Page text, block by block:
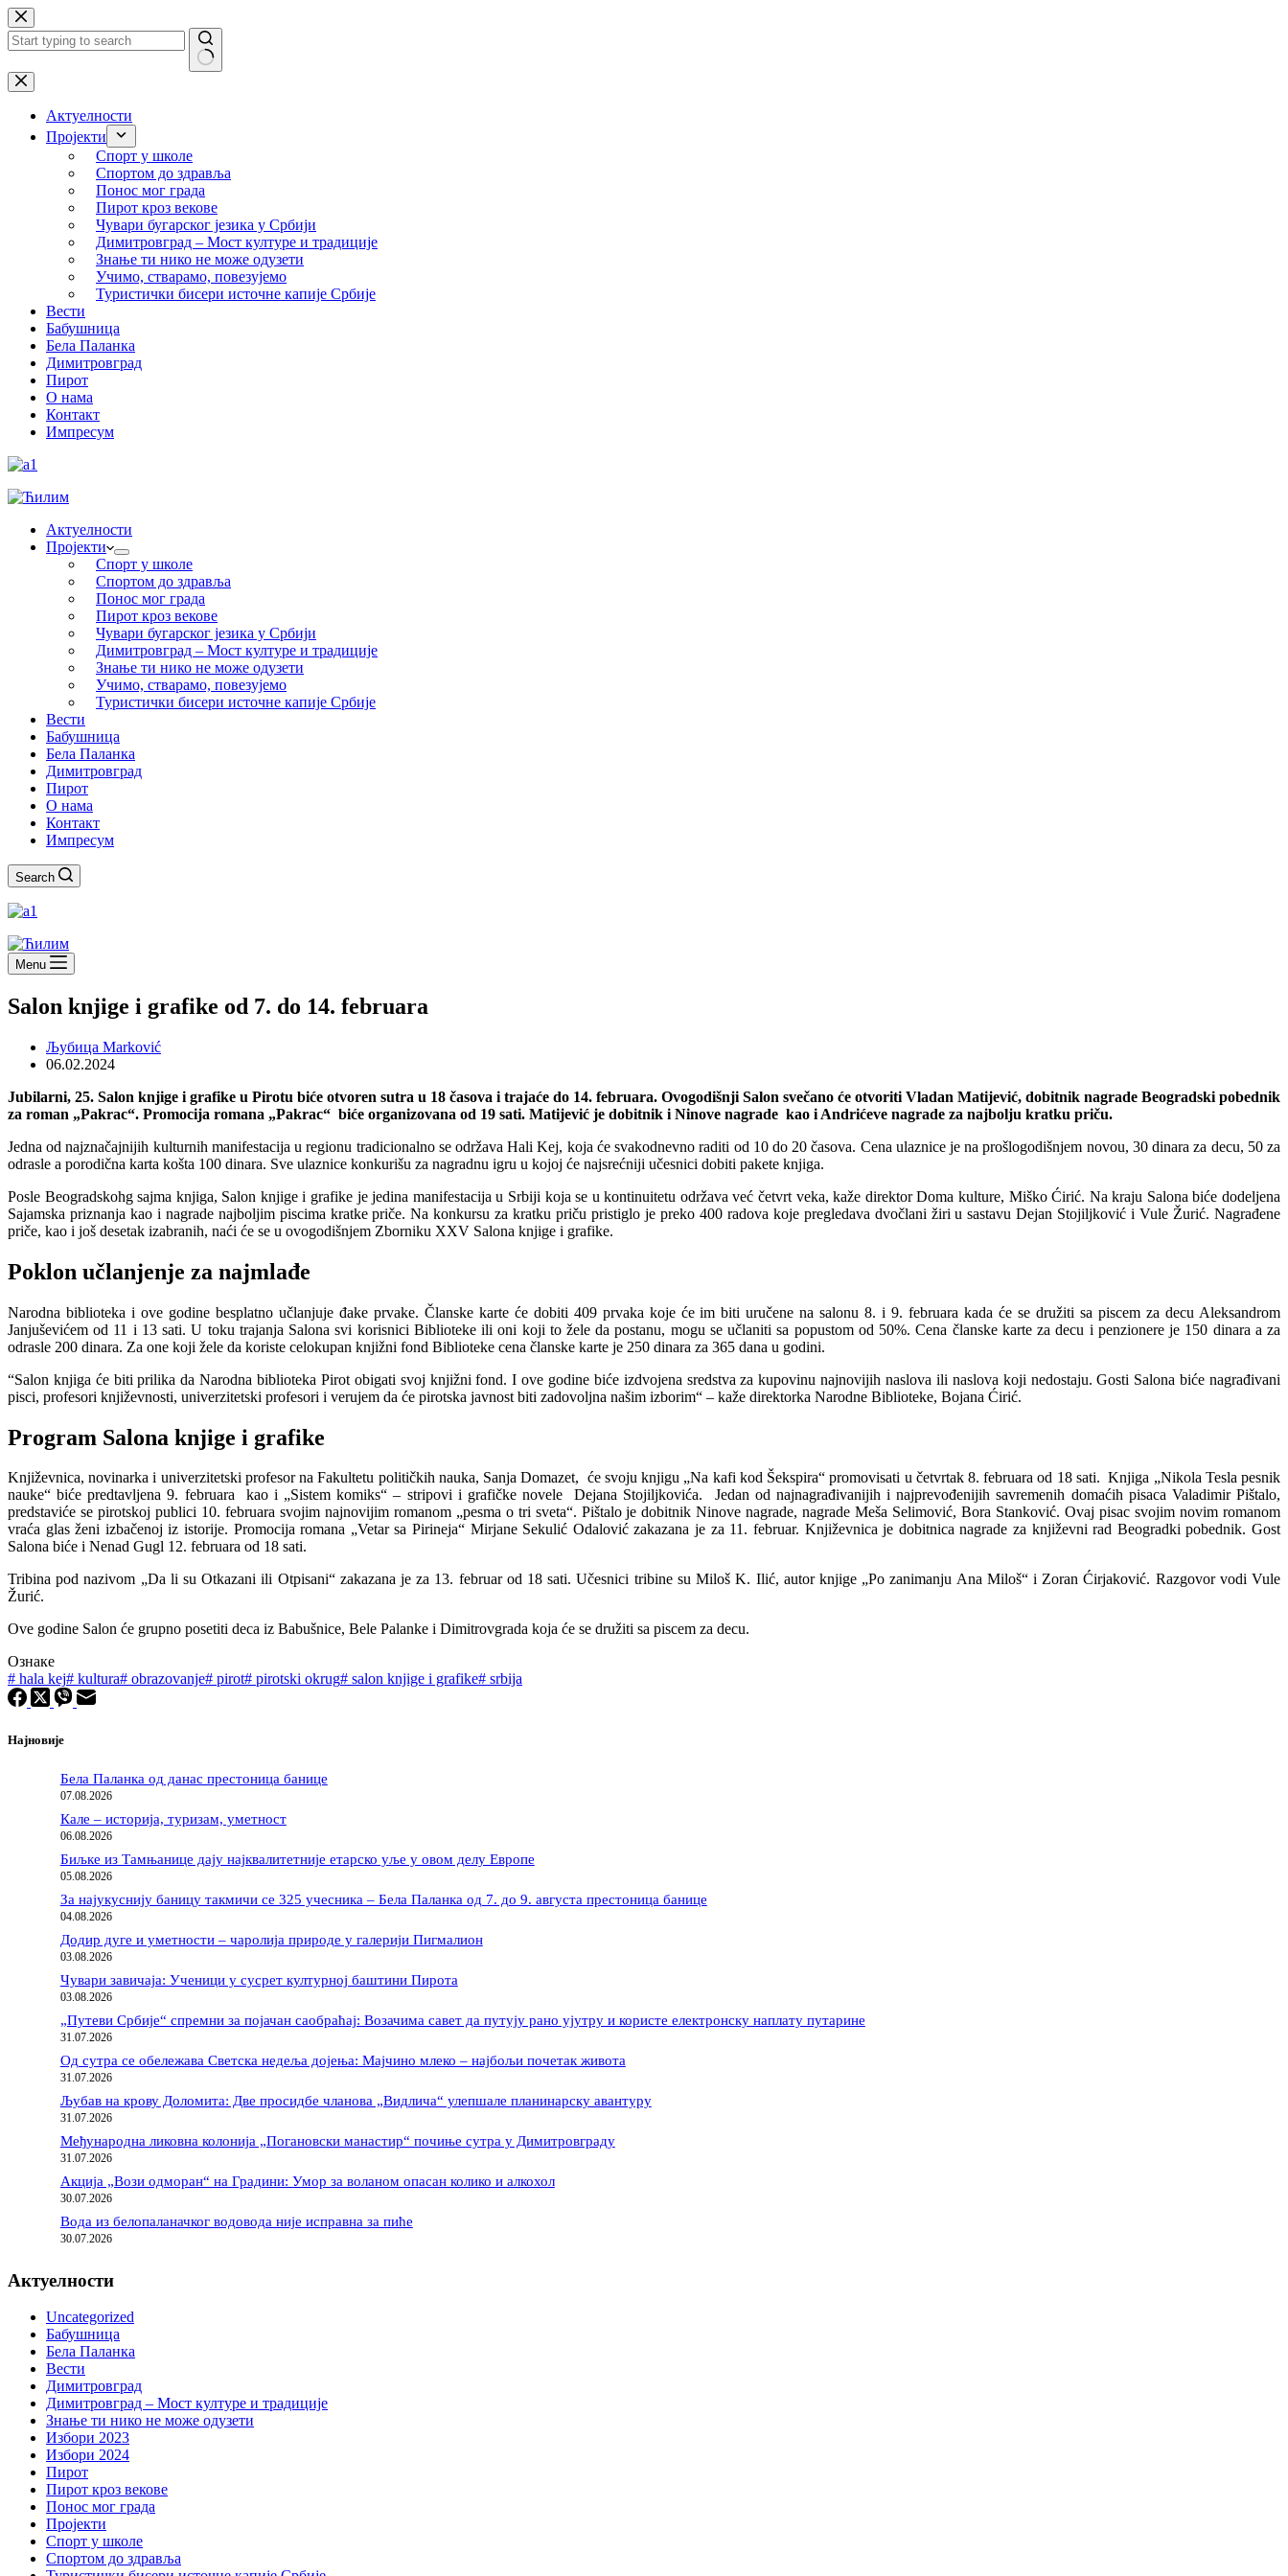
Skip
to
content
No
results
Актуелности
Пројекти
Спорт у школе
Спортом до здравља
Понос мог града
Пирот кроз векове
Чувари бугарског језика у Србији
Димитровград – Мост културе и традиције
Знање ти нико не може одузети
Учимо, стварамо, повезујемо
Туристички бисери источне капије Србије
Вести
Бабушница
Бела Паланка
Димитровград
Пирот
О нама
Контакт
Импресум
Актуелности
Пројекти
Спорт у школе
Спортом до здравља
Понос мог града
Пирот кроз векове
Чувари бугарског језика у Србији
Димитровград – Мост културе и традиције
Знање ти нико не може одузети
Учимо, стварамо, повезујемо
Туристички бисери источне капије Србије
Вести
Бабушница
Бела Паланка
Димитровград
Пирот
О нама
Контакт
Импресум
Search
Menu
Salon knjige i grafike od 7. do 14. februara
Љубица Marković
06.02.2024
Jubilarni, 25. Salon knjige i grafike u Pirotu biće otvoren sutra u 18 časova i trajaće do 14. februara. Ovogodišnji Salon svečano će otvoriti Vladan Matijević, dobitnik nagrade Beogradski pobednik
za roman „Pakrac“. Promocija romana „Pakrac“ biće organizovana od 19 sati. Matijević je dobitnik i Ninove nagrade kao i Andrićeve nagrade za najbolju kratku priču.
Jedna od najznačajnijih kulturnih manifestacija u regionu tradicionalno se održava Hali Kej, koja će svakodnevno raditi od 10 do 20 časova. Cena ulaznice je na prošlogodišnjem novou, 30 dinara za decu, 50 za
odrasle a porodična karta košta 100 dinara. Sve ulaznice konkurišu za nagradnu igru u kojoj će najsrećniji učesnici dobiti pakete knjiga.
Posle Beogradskohg sajma knjiga, Salon knjige i grafike je jedina manifestacija u Srbiji koja se u kontinuitetu održava već četvrt veka, kaže direktor Doma kulture, Miško Ćirić. Na kraju Salona biće dodeljena
Sajamska priznanja kao i nagrade najboljim piscima kratke priče. Na konkursu za kratku priču pristiglo je preko 400 radova koje pregledava dvočlani žiri u sastavu Dejan Stojiljković i Vule Žurić. Nagrađene
priče, kao i još desetak izabranih, naći će se u ovogodišnjem Zborniku XXV Salona knjige i grafike.
Poklon učlanjenje za najmlađe
Narodna biblioteka i ove godine besplatno učlanjuje đake prvake. Članske karte će dobiti 409 prvaka koje će im biti uručene na salonu 8. i 9. februara kada će se družiti sa piscem za decu Aleksandrom
Janjuševićem od 11 i 13 sati. U toku trajanja Salona svi korisnici Biblioteke ili oni koji to žele da postanu, mogu se učlaniti sa popustom od 50%. Cena članske karte za decu i penzionere je 150 dinara a za
odrasle 200 dinara. Za one koji žele da koriste celokupan knjižni fond Biblioteke cena članske karte je 250 dinara za 365 dana u godini.
“Salon knjiga će biti prilika da Narodna biblioteka Pirot obigati svoj knjižni fond. I ove godine biće izdvojena sredstva za kupovinu najnovijih naslova ili naslova koji nedostaju. Gosti Salona biće nagrađivani
pisci, profesori književnosti, univerzitetski profesori i verujem da će pirotska javnost biti zadovoljna našim izborim“ – kaže direktorka Narodne Biblioteke, Bojana Ćirić.
Program Salona knjige i grafike
Književnica, novinarka i univerzitetski profesor na Fakultetu političkih nauka, Sanja Domazet, će svoju knjigu „Na kafi kod Šekspira“ promovisati u četvrtak 8. februara od 18 sati. Knjiga „Nikola Tesla pesnik
nauke“ biće predtavljena 9. februara kao i „Sistem komiks“ – stripovi i grafičke novele Dejana Stojiljkovića. Jedan od najnagrađivanijih i najprevođenijih savremenih domaćih pisaca Valadimir Pištalo,
predstaviće se pirotskoj publici 10. februara svojim najnovijim romanom „pesma o tri sveta“. Pištalo je dobitnik Ninove nagrade, nagrade Meša Selimović, Bora Stanković. Ovaj pisac svojim novim romanom
vraća glas ženi izbačenoj iz istorije. Promocija romana „Vetar sa Pirineja“ Mirjane Sekulić Odalović zakazana je za 11. februar. Književnica je dobitnica nagrade za književni rad Beogradki pobednik. Gost
Salona biće i Nenad Gugl 12. februara od 18 sati.
Tribina pod nazivom „Da li su Otkazani ili Otpisani“ zakazana je za 13. februar od 18 sati. Učesnici tribine su Miloš K. Ilić, autor knjige „Po zanimanju Ana Miloš“ i Zoran Ćirjaković. Razgovor vodi Vule
Žurić.
Ove godine Salon će grupno posetiti deca iz Babušnice, Bele Palanke i Dimitrovgrada koja će se družiti sa piscem za decu.
Ознаке
# hala kej# kultura# obrazovanje# pirot# pirotski okrug# salon knjige i grafike# srbija
Најновије
Бела Паланка од данас престоница банице
07.08.2026
Кале – историја, туризам, уметност
06.08.2026
Биљке из Тамњанице дају најквалитетније етарско уље у овом делу Европе
05.08.2026
За најукуснију баницу такмичи се 325 учесника – Бела Паланка од 7. до 9. августа престоница банице
04.08.2026
Додир дуге и уметности – чаролија природе у галерији Пигмалион
03.08.2026
Чувари завичаја: Ученици у сусрет културној баштини Пирота
03.08.2026
„Путеви Србије“ спремни за појачан саобраћај: Возачима савет да путују рано ујутру и користе електронску наплату путарине
31.07.2026
Од сутра се обележава Светска недеља дојења: Мајчино млеко – најбољи почетак живота
31.07.2026
Љубав на крову Доломита: Две просидбе чланова „Видлича“ улепшале планинарску авантуру
31.07.2026
Међународна ликовна колонија „Погановски манастир“ почиње сутра у Димитровграду
31.07.2026
Акција „Вози одморан“ на Градини: Умор за воланом опасан колико и алкохол
30.07.2026
Вода из белопаланачког водовода није исправна за пиће
30.07.2026
Актуелности
Uncategorized
Бабушница
Бела Паланка
Вести
Димитровград
Димитровград – Мост културе и традиције
Знање ти нико не може одузети
Избори 2023
Избори 2024
Пирот
Пирот кроз векове
Понос мог града
Пројекти
Спорт у школе
Спортом до здравља